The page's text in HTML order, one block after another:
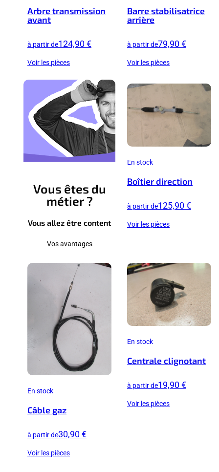
Arbre transmission
avant
à partir de124,90 €
Voir les pièces
Barre stabilisatrice
arrière
à partir de79,90 €
Voir les pièces
Vous êtes du
métier ?
Vous allez être content
Vos avantages
En stock
Boîtier direction
à partir de125,90 €
Voir les pièces
En stock
Câble gaz
à partir de30,90 €
Voir les pièces
En stock
Centrale clignotant
à partir de19,90 €
Voir les pièces